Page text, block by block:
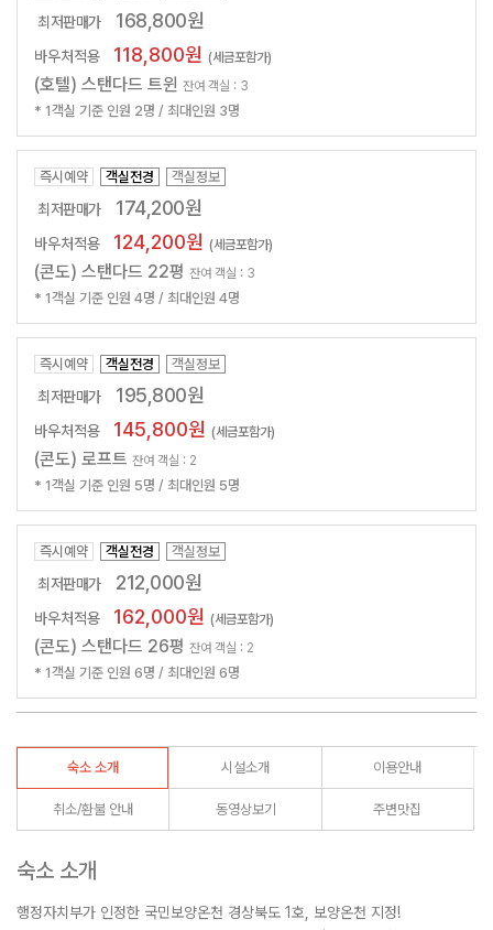
최저판매가 168,800원
바우처적용 118,800원 (세금포함가)
(호텔) 스탠다드 트윈 잔여 객실 : 3
* 1객실 기준 인원 2명 / 최대인원 3명
즉시예약 객실전경 객실정보
최저판매가 174,200원
바우처적용 124,200원 (세금포함가)
(콘도) 스탠다드 22평 잔여 객실 : 3
* 1객실 기준 인원 4명 / 최대인원 4명
즉시예약 객실전경 객실정보
최저판매가 195,800원
바우처적용 145,800원 (세금포함가)
(콘도) 로프트 잔여 객실 : 2
* 1객실 기준 인원 5명 / 최대인원 5명
즉시예약 객실전경 객실정보
최저판매가 212,000원
바우처적용 162,000원 (세금포함가)
(콘도) 스탠다드 26평 잔여 객실 : 2
* 1객실 기준 인원 6명 / 최대인원 6명
숙소 소개 시설소개 이용안내
취소/환불 안내 동영상보기 주변맛집
숙소 소개
행정자치부가 인정한 국민보양온천 경상북도 1호, 보양온천 지정!